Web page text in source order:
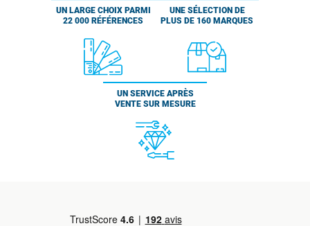
UN LARGE CHOIX PARMI
22 000 RÉFÉRENCES
UNE SÉLECTION DE
PLUS DE 160 MARQUES
UN SERVICE APRÈS
VENTE SUR MESURE